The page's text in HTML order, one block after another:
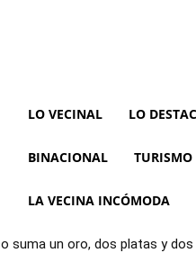
LO VECINAL LO
BINACIONAL TURISMO
LA VECINA INCÓMODA
suma un oro, dos platas y